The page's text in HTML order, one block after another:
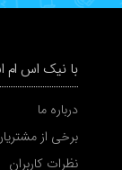
با نیک اس ام
درباره ما
برخی از
نظرات کاربران